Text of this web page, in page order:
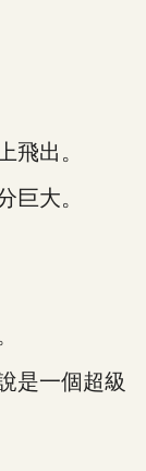
出。
大。
是一個超級